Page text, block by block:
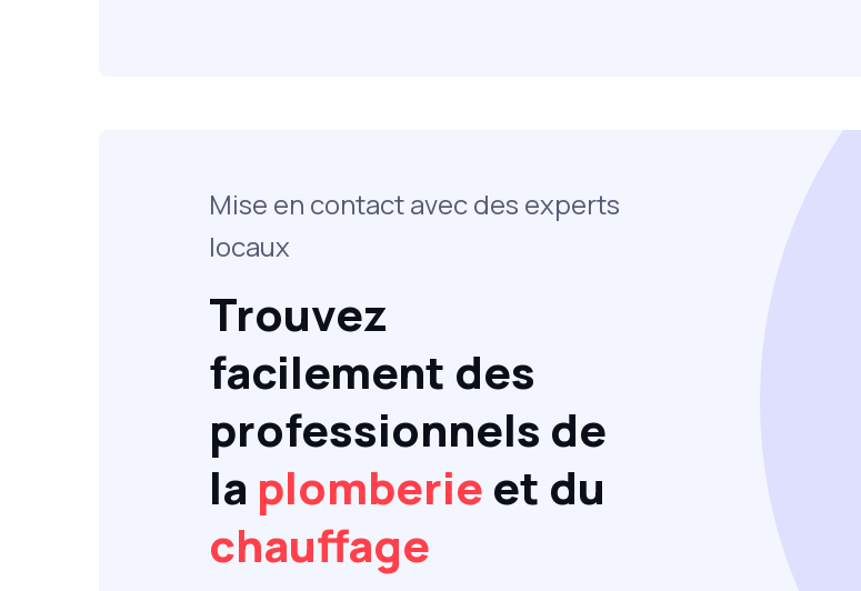
Mise en contact avec des experts
locaux
Trouvez
facilement des
professionnels de
la plomberie et du
chauffage